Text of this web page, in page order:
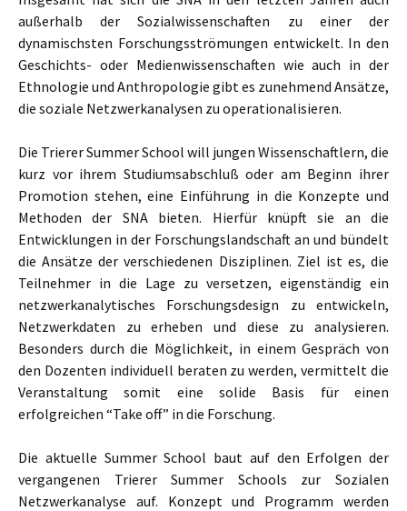
außerhalb der Sozialwissenschaften zu einer der
dynamischsten Forschungsströmungen entwickelt. In den
Geschichts- oder Medienwissenschaften wie auch in der
Ethnologie und Anthropologie gibt es zunehmend Ansätze,
die soziale Netzwerkanalysen zu operationalisieren.
Die Trierer Summer School will jungen Wissenschaftlern, die
kurz vor ihrem Studiumsabschluß oder am Beginn ihrer
Promotion stehen, eine Einführung in die Konzepte und
Methoden der SNA bieten. Hierfür knüpft sie an die
Entwicklungen in der Forschungslandschaft an und bündelt
die Ansätze der verschiedenen Disziplinen. Ziel ist es, die
Teilnehmer in die Lage zu versetzen, eigenständig ein
netzwerkanalytisches Forschungsdesign zu entwickeln,
Netzwerkdaten zu erheben und diese zu analysieren.
Besonders durch die Möglichkeit, in einem Gespräch von
den Dozenten individuell beraten zu werden, vermittelt die
Veranstaltung somit eine solide Basis für einen
erfolgreichen “Take off” in die Forschung.
Die aktuelle Summer School baut auf den Erfolgen der
vergangenen Trierer Summer Schools zur Sozialen
Netzwerkanalyse auf. Konzept und Programm werden